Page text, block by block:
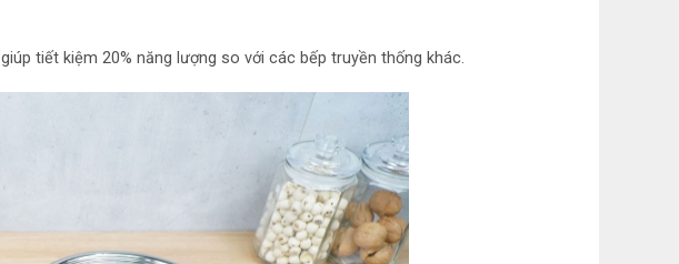
Có
Có
Có
tiết kiệm 20% năng lượng so với các bếp truyền thống khác.